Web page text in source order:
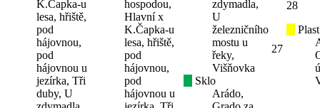
K.Čapka-u
lesa, hřiště,
pod
hájovnou,
pod
hájovnou u
jezírka, Tři
duby, U
hospodou,
Hlavní x
K.Čapka-u
lesa, hřiště,
pod
hájovnou,
pod
hájovnou u
zdymadla,
U
železničního
mostu u
řeky,
Višňovka
Sklo
Arádo,
27
28
Plast